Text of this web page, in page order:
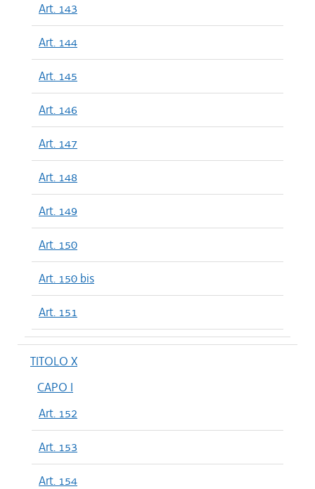
Art. 143
Art. 144
Art. 145
Art. 146
Art. 147
Art. 148
Art. 149
Art. 150
Art. 150 bis
Art. 151
TITOLO X
CAPO I
Art. 152
Art. 153
Art. 154